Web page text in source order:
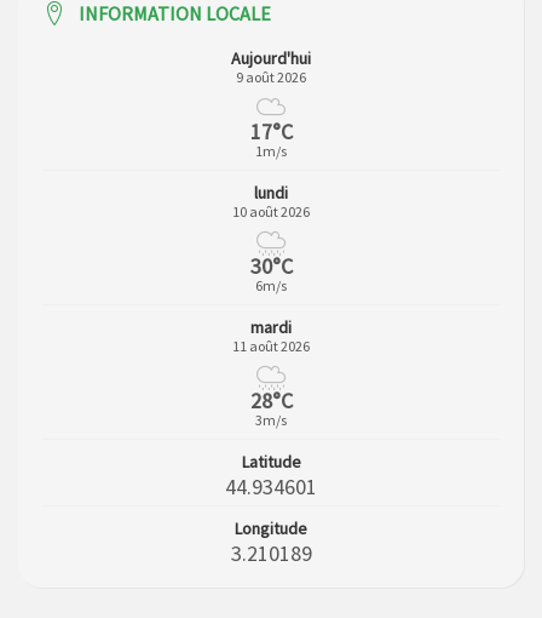
INFORMATION LOCALE
Aujourd'hui
9 août 2026
17°C
1m/s
lundi
10 août 2026
30°C
6m/s
mardi
11 août 2026
28°C
3m/s
Latitude
44.934601
Longitude
3.210189